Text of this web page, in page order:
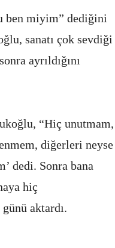
ben miyim” dediğini
sanatı çok sevdiği
ayrıldığını
“Hiç unutmam,
diğerleri neyse
dedi. Sonra bana
hiç
aktardı.